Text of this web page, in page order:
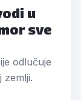
u
sve
odlučuje
zemlji.